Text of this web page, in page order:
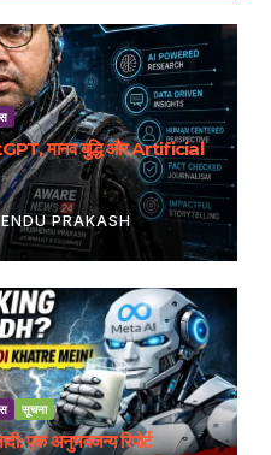
मानव बुद्धि और Artificial
PRAKASH
सूचना
एक अनुभवजन्य रिपोर्ट